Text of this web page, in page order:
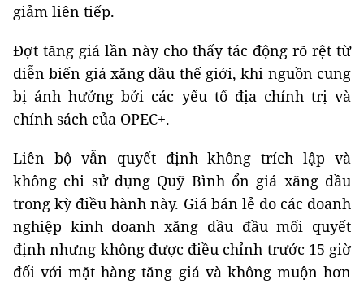
giảm liên tiếp.
Đợt tăng giá lần này cho thấy tác động rõ rệt từ
diễn biến giá xăng dầu thế giới, khi nguồn cung
bị ảnh hưởng bởi các yếu tố địa chính trị và
chính sách của OPEC+.
Liên bộ vẫn quyết định không trích lập và
không chi sử dụng Quỹ Bình ổn giá xăng dầu
trong kỳ điều hành này. Giá bán lẻ do các doanh
nghiệp kinh doanh xăng dầu đầu mối quyết
định nhưng không được điều chỉnh trước 15 giờ
đối với mặt hàng tăng giá và không muộn hơn